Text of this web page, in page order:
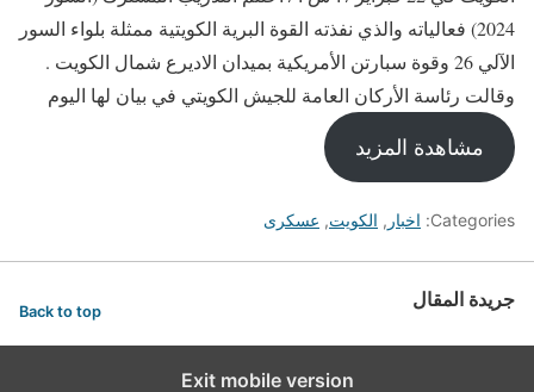
2024) فعالياته والذي نفذته القوة البرية الكويتية ممثلة بلواء السور
الآلي 26 وقوة سبارتن الأمريكية بميدان الاديرع شمال الكويت .
وقالت رئاسة الأركان العامة للجيش الكويتي في بيان لها اليوم
مشاهدة المزيد
Categories: اخبار , الكويت, عسكرى
جريدة المقال Back to top
Exit mobile version